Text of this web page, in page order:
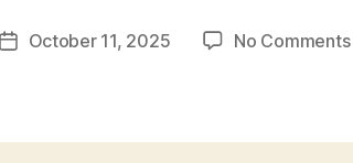
PostOctober 11, 2025 No Comments